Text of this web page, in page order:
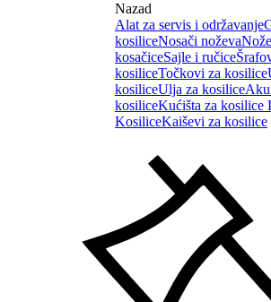
Nazad
Alat za servis i održavanje
kosiliceNosači noževa
kosačiceSajle i ručice
kosiliceTočkovi za kosilice
kosiliceUlja za kosilice
kosiliceKućišta za kosilice
KosiliceKaiševi za kosilice